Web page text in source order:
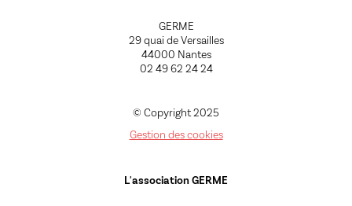
GERME
29 quai de Versailles
44000 Nantes
02 49 62 24 24
© Copyright 2025
Gestion des cookies
L'association GERME